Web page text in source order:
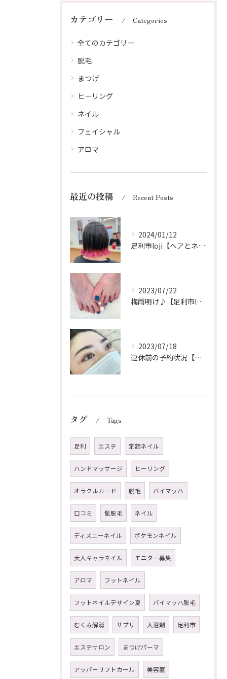
カテゴリー Categories
全てのカテゴリー
脱毛
まつげ
ヒーリング
ネイル
フェイシャル
アロマ
最近の投稿 Recent Posts
2024/01/12
足利市loji【ヘアとネイル同時施術】
2023/07/22
梅雨明け♪【足利市loji】
2023/07/18
連休前の予約状況【足利市loji】
タグ Tags
足利 エステ 定額ネイル
ハンドマッサージ ヒーリング
オラクルカード 脱毛 バイマッハ
口コミ 髭脱毛 ネイル
ディズニーネイル ポケモンネイル
大人キャラネイル モニター募集
アロマ フットネイル
フットネイルデザイン夏 バイマッハ脱毛
むくみ解消 サプリ 入浴剤 足利市
エステサロン まつげパーマ
アッパーリフトカール 美容室